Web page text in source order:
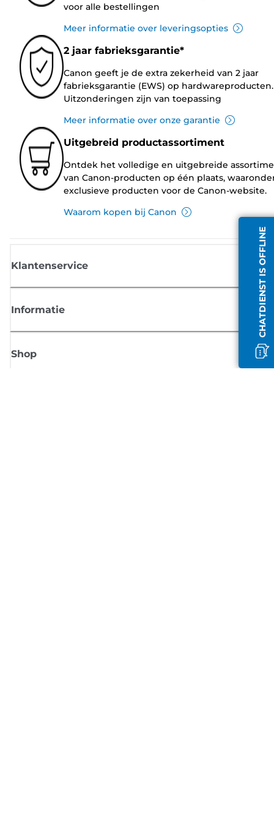
CHATDIENST IS OFFLINE
voor alle bestellingen
Meer informatie over leveringsopties
2 jaar fabrieksgarantie*
Canon geeft je de extra zekerheid van 2 jaar
fabrieksgarantie (EWS) op hardwareproducten.
Uitzonderingen zijn van toepassing
Meer informatie over onze garantie
Uitgebreid productassortiment
Ontdek het volledige en uitgebreide
van Canon-producten op één plaats,
exclusieve producten voor de Canon-website.
Waarom kopen bij Canon
Klantenservice
Informatie
Shop